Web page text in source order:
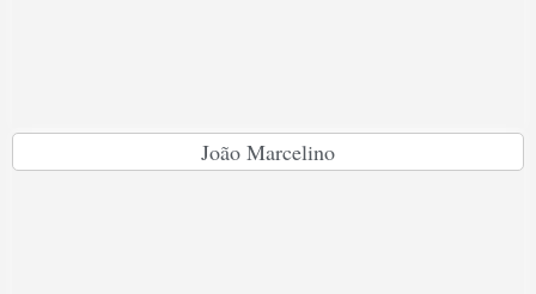
João Marcelino